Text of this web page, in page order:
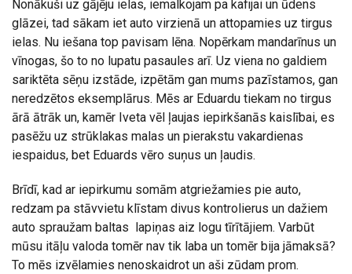
Nonākuši uz gājēju ielas, iemalkojam pa kafijai un ūdens
glāzei, tad sākam iet auto virzienā un attopamies uz tirgus
ielas. Nu iešana top pavisam lēna. Nopērkam mandarīnus un
vīnogas, šo to no lupatu pasaules arī. Uz viena no galdiem
sariktēta sēņu izstāde, izpētām gan mums pazīstamos, gan
neredzētos eksemplārus. Mēs ar Eduardu tiekam no tirgus
ārā ātrāk un, kamēr Iveta vēl ļaujas iepirkšanās kaislībai, es
pasēžu uz strūklakas malas un pierakstu vakardienas
iespaidus, bet Eduards vēro suņus un ļaudis.
Brīdī, kad ar iepirkumu somām atgriežamies pie auto,
redzam pa stāvvietu klīstam divus kontrolierus un dažiem
auto spraužam baltas lapiņas aiz logu tīrītājiem. Varbūt
mūsu itāļu valoda tomēr nav tik laba un tomēr bija jāmaksā?
To mēs izvēlamies nenoskaidrot un aši zūdam prom.